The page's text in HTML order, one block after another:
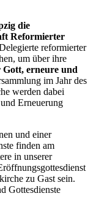
die
Reformierter
reformierter
um über ihre
Gott, erneure und
im Jahr des
werden dabei
Erneuerung
und einer
finden am
in unserer
zu Gast sein.
Gottesdienste